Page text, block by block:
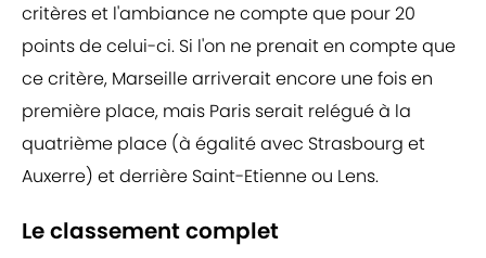
critères et l'ambiance ne compte que pour 20
points de celui-ci. Si l'on ne prenait en compte que
ce critère, Marseille arriverait encore une fois en
première place, mais Paris serait relégué à la
quatrième place (à égalité avec Strasbourg et
Auxerre) et derrière Saint-Etienne ou Lens.
Le classement complet